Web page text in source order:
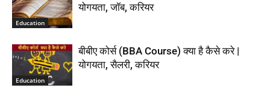
Education
योगयता, जॉब, करियर
Education
बीबीए कोर्स (BBA Course) क्या है कैसे करे |
योगयता, सैलरी, करियर